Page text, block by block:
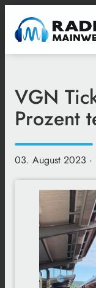
VGN
Prozent
03. August 2023